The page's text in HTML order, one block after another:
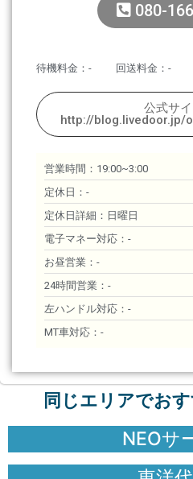
080-
待機料金：- 回送料金：-
公式サイ
http://blog.livedoor.jp/
営業時間：19:00~3:00
定休日：-
定休日詳細：日曜日
電子マネー対応：-
お昼営業：-
24時間営業：-
左ハンドル対応：-
MT車対応：-
同じエリアでお
NEOサ